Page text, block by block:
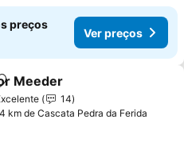
preços
Ver preços
aos favoritos
Meeder
14
km de Cascata Pedra da Ferida